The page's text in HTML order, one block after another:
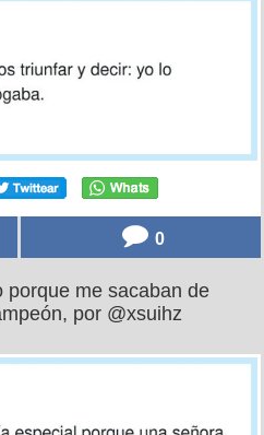
0
porque me sacaban de
por @xsuihz